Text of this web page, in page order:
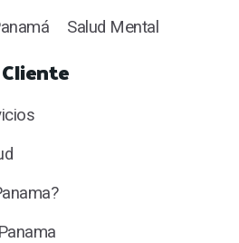
Salud Mental